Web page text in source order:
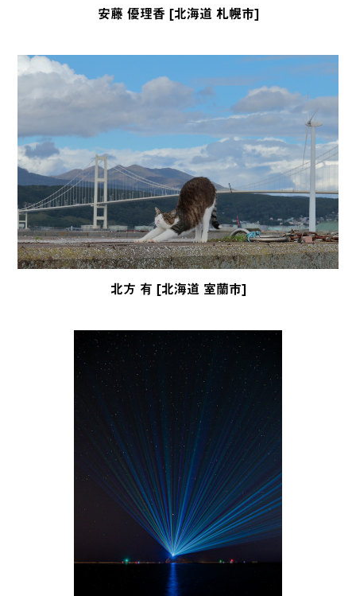
安藤 優理香 [北海道 札幌市]
北方 有 [北海道 室蘭市]